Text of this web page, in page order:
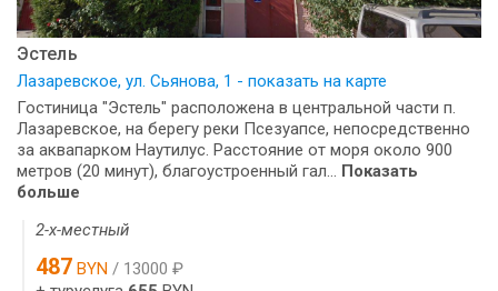
Эстель
Лазаревское, ул. Сьянова, 1 - показать на карте
Гостиница "Эстель" расположена в центральной части п.
Лазаревское, на берегу реки Псезуапсе, непосредственно
за аквапарком Наутилус. Расстояние от моря около 900
метров (20 минут), благоустроенный гал... Показать
больше
2-х-местный
487 BYN / 13000 ₽